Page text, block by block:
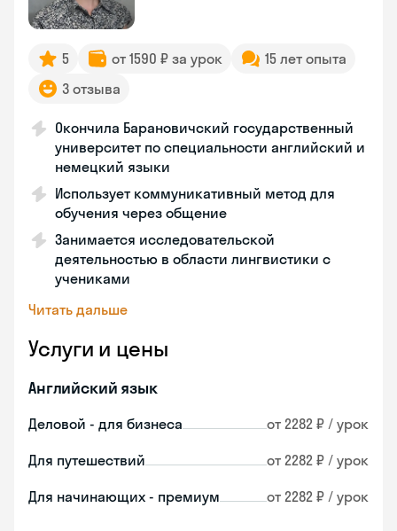
5 от 1590 ₽ за урок
15 лет опыта
3 отзыва
Окончила Барановичский государственный
университет по специальности английский и
немецкий языки
Использует коммуникативный метод для
обучения через общение
Занимается исследовательской
деятельностью в области лингвистики с
учениками
Читать дальше
Услуги и цены
Английский язык
Деловой - для бизнеса от 2282 ₽ / урок
Для путешествий от 2282 ₽ / урок
Для начинающих - премиум от 2282 ₽ / урок